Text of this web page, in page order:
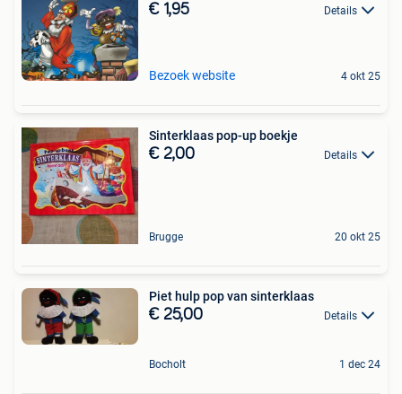
€ 1,95 Details
Bezoek website 4 okt 25
Sinterklaas pop-up boekje
€ 2,00 Details
Brugge 20 okt 25
Piet hulp pop van sinterklaas
€ 25,00 Details
Bocholt 1 dec 24